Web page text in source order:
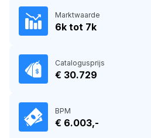
Marktwaarde
6k tot 7k
Catalogusprijs
€ 30.729
BPM
€ 6.003,-